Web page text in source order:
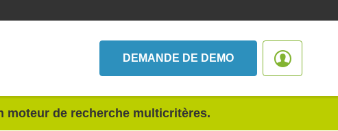
DEMANDE DE DEMO
moteur de recherche multicritères.